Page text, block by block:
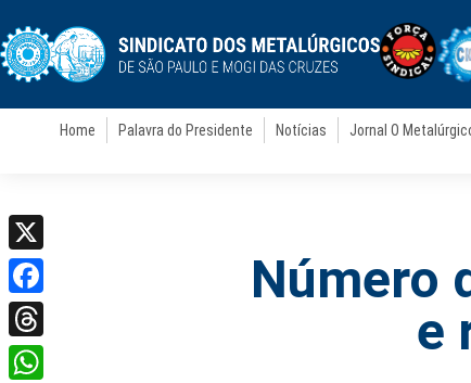
Home Palavra do Presidente Notícias Jornal O
Número
e
X
Facebook
Threads